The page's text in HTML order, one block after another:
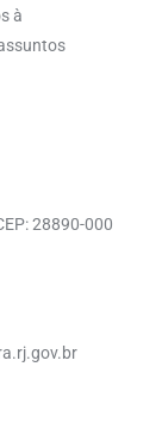
à
28890-000